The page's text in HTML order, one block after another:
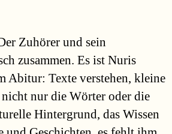
Zuhörer und sein
zusammen. Es ist Nuris
Abitur: Texte verstehen, kleine
nur die Wörter oder die
Hintergrund, das Wissen